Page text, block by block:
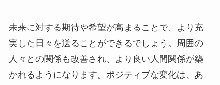
未来に対する期待や希望が高まることで、より充
実した日々を送ることができるでしょう。周囲の
人々との関係も改善され、より良い人間関係が築
かれるようになります。ポジティブな変化は、あ